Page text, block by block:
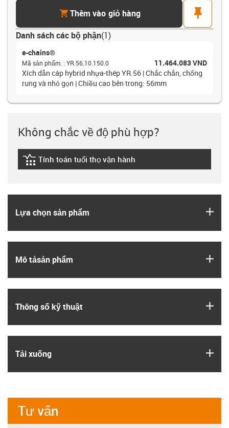
cartThêm vào giỏ hàng
pin
Danh sách các bộ phận(1)
e-chains®
Mã sản phẩm. : YR.56.10.150.0
11.464.083 VND
Xích dẫn cáp hybrid nhựa-thép YR.56 | Chắc chắn, chống
rung và nhỏ gọn | Chiều cao bên trong: 56mm
Không chắc về độ phù hợp?
igus-icon-lebensdauerrechner
Tính toán tuổi thọ vận hành
Lựa chọn sản phẩm
Mô tả­sản phẩm
Thông số kỹ thuật
Tải xuống
Tư vấn